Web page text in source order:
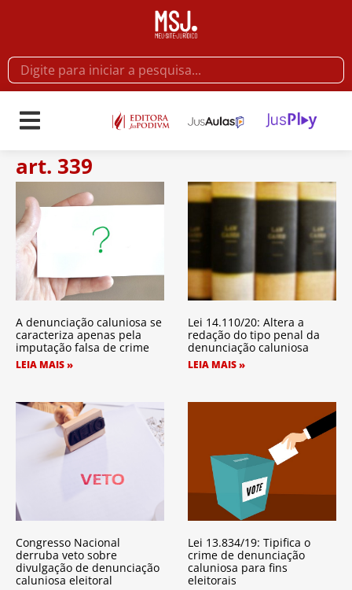
art. 339
A denunciação caluniosa se
caracteriza apenas pela
imputação falsa de crime
LEIA MAIS »
Lei 14.110/20: Altera a
redação do tipo penal da
denunciação caluniosa
LEIA MAIS »
Congresso Nacional
derruba veto sobre
divulgação de denunciação
caluniosa eleitoral
Lei 13.834/19: Tipifica o
crime de denunciação
caluniosa para fins
eleitorais